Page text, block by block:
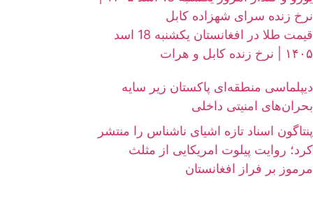
نرخ زنده سرای شهزاده کابل
قیمت طلا در افغانستان یکشنبه 18 اسد
۱۴۰۵ | نرخ زنده کابل و هرات
دیپلماسی منطقه‌ای پاکستان زیر سایه
بحران‌های امنیتی داخلی
پنتاگون اسناد تازه اشیای ناشناس را منتشر
کرد؛ روایت پیلوت امریکایی از مثلث
مرموز بر فراز افغانستان